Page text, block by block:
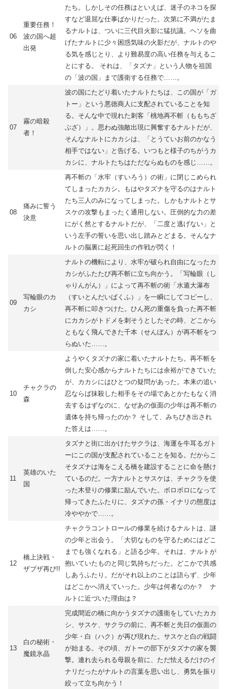
06
重要任務！
波の国へ超
出発
たち。しかしその任務はといえば、迷子のネコを探
すなど退屈な仕事ばかりだった。次第に不満がたま
るナルトは、ついに三代目火影に猛抗議。ヘソを曲
げたナルトに少々困惑気味の火影だが、ナルトのや
る気を感じとり、より難易度の高い任務を与えるこ
とにする。 それは、「タズナ」という人物を祖国
の「波の国」まで護衛する任務で……。
07
霧の暗殺
者！
波の国にたどり着いたナルトたちは、この国が「ガ
トー」という悪徳商人に支配されていることを知
る。そんな中で現れた刺客「桃地再不斬（ももちざ
ぶざ）」。思わぬ強敵出現に興奮するナルトだが、
そんなナルトにカカシは、「とうていお前のかなう
相手ではない」と告げる。いつもと様子のちがうカ
カシに、ナルトたちはただならぬものを感じ……。
08
痛みに誓う
決意
再不斬の「水牢（すいろう）の術」に閉じこめられ
てしまったカカシ。もはやタズナを守るのはナルト
たち三人のみになってしまった。しかもナルトとサ
スケの攻撃もまったく通用しない。圧倒的な力の差
にがく然とするナルトだが、「二度と逃げない」と
いう左手の誓いを思い出し踏みとどまる。そんなナ
ルトの脳裏に起死回生の作戦が閃く！
09
写輪眼のカ
カシ
ナルトの機転により、水牢が破られ自由になったカ
カシがふたたび再不斬に立ち向かう。「写輪眼（し
ゃりんがん）」によって再不斬の術「水遁大瀑布
（すいとんだいばくふ）」を一瞬にしてコピーし、
再不斬に叩きつけた。ひん死の重傷を負った再不斬
にカカシがトドメを刺そうとしたその時、どこから
ともなく飛んできた千本（せんぼん）が再不斬をつ
らぬいた……。
10
チャクラの
森
ようやくタズナの家に着いたナルトたち。再不斬を
倒した安心感からナルトたちには余裕ができていた
が、カカシにはひとつの疑問があった。本来の追い
忍ならば抹殺した相手をその場であとかたもなく消
去するはずなのに、なぜあの仮面の少年は再不斬の
遺体を持ち帰ったのか？ そして、みちびき出され
た答えは……。
11
英雄のいた
国
タズナと街に出かけたサクラは、海運を牛耳るガト
ーにこの国が支配されていることを知る。だからこ
そタズナは海をこえる橋を建設することに命を懸け
ているのだ。一方ナルトとサスケは、チャクラを使
った木登りの修業に励んでいた。ボロボロになって
帰ってきたふたりに、タズナの孫・イナリの態度は
冷ややかで……。
12
橋上決戦・
ザブザ再び!!
チャクラコントロールの修業を続けるナルトは、謎
の少年と出会う。「大切なものを守るためにはどこ
までも強くなれる」と語る少年。それは、ナルトが
抱いていたものと同じ気持ちだった。どこかで共感
しあうふたり。だがそれ以上のことは語らず、少年
はどこかへ消えていった。少年は何者なのか？ ナ
ルトに近づいた理由は？
13
白の秘術・
魔鏡氷晶
完成間近の橋に向かうタズナの護衛をしていたカカ
シ、サスケ、サクラの前に、再不斬と先日の仮面の
少年・白（ハク）が再び現れた。サスケと白の戦闘
が始まる。その頃、ガトーの部下がタズナの家を襲
撃。連れ去られる母親を前に、ただ怯えるだけのイ
ナリだったがナルトの言葉を思い出し、勇気を振り
絞って立ち向かう！